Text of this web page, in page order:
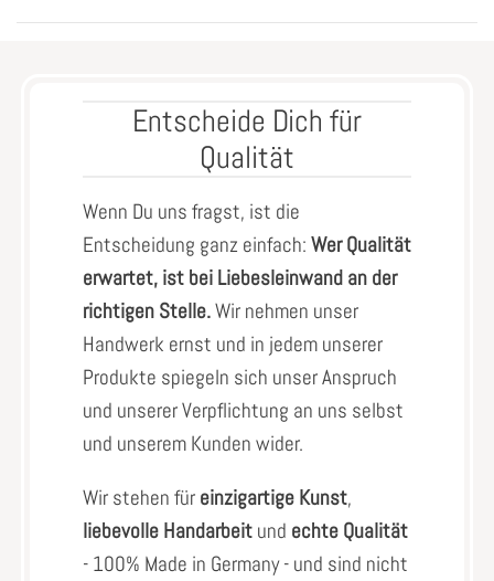
Entscheide Dich für
Qualität
Wenn Du uns fragst, ist die
Entscheidung ganz einfach: Wer Qualität
erwartet, ist bei Liebesleinwand an der
richtigen Stelle.Wir nehmen unser
Handwerk ernst und in jedem unserer
Produkte spiegeln sich unser Anspruch
und unserer Verpflichtung an uns selbst
und unserem Kunden wider.
Wir stehen für einzigartige Kunst,
liebevolle Handarbeitund echte Qualität
- 100% Made in Germany - und sind nicht